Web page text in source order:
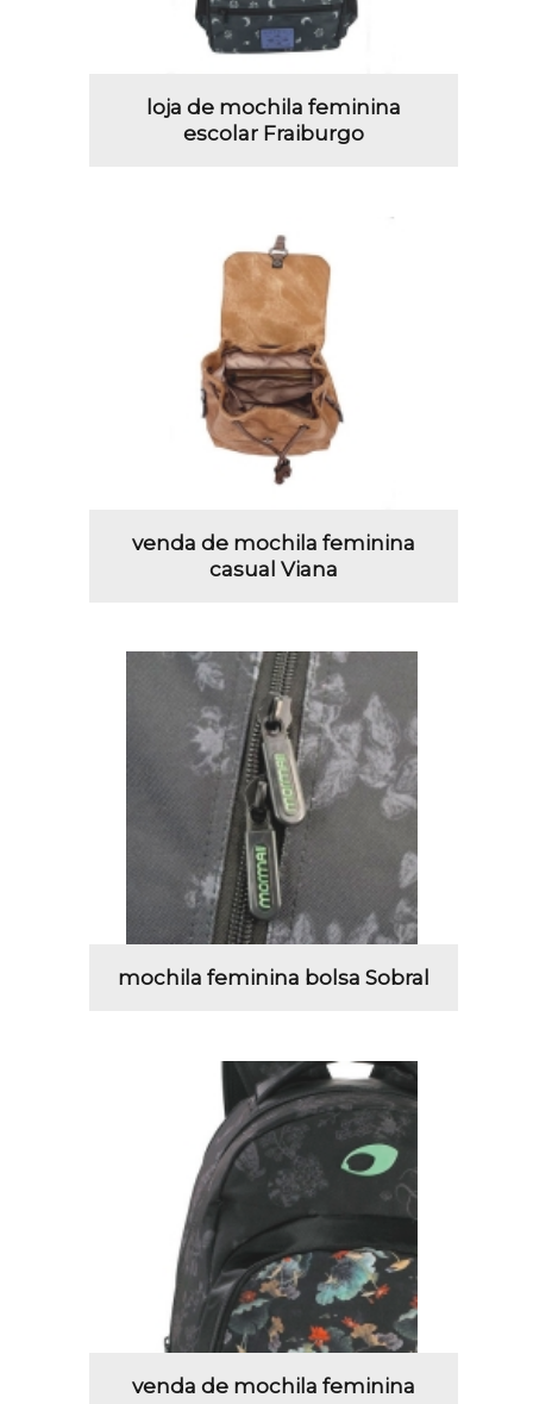
loja de mochila feminina
escolar Fraiburgo
venda de mochila feminina
casual Viana
mochila feminina bolsa Sobral
venda de mochila feminina